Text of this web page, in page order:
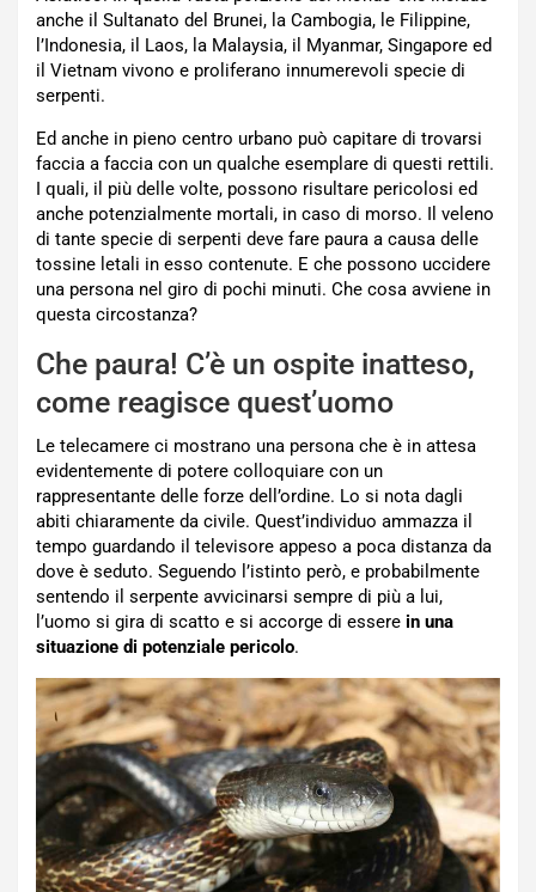
anche il Sultanato del Brunei, la Cambogia, le Filippine,
l’Indonesia, il Laos, la Malaysia, il Myanmar, Singapore ed
il Vietnam vivono e proliferano innumerevoli specie di
serpenti.
Ed anche in pieno centro urbano può capitare di trovarsi
faccia a faccia con un qualche esemplare di questi rettili.
I quali, il più delle volte, possono risultare pericolosi ed
anche potenzialmente mortali, in caso di morso. Il veleno
di tante specie di serpenti deve fare paura a causa delle
tossine letali in esso contenute. E che possono uccidere
una persona nel giro di pochi minuti. Che cosa avviene in
questa circostanza?
Che paura! C’è un ospite inatteso,
come reagisce quest’uomo
Le telecamere ci mostrano una persona che è in attesa
evidentemente di potere colloquiare con un
rappresentante delle forze dell’ordine. Lo si nota dagli
abiti chiaramente da civile. Quest’individuo ammazza il
tempo guardando il televisore appeso a poca distanza da
dove è seduto. Seguendo l’istinto però, e probabilmente
sentendo il serpente avvicinarsi sempre di più a lui,
l’uomo si gira di scatto e si accorge di essere in una
situazione di potenziale pericolo.